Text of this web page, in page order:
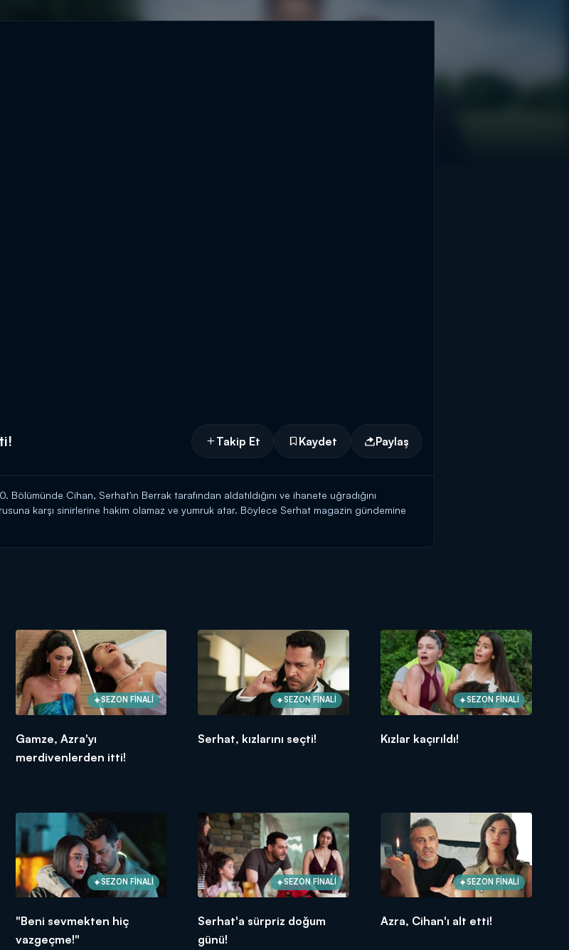
Takip Et Kaydet Paylaş
Cihan, Serhat'ın Berrak tarafından aldatıldığını ve ihanete uğradığını
karşı sinirlerine hakim olamaz ve yumruk atar. Böylece Serhat magazin gündemine
SEZON FİNALİ
Gamze, Azra'yı
merdivenlerden itti!
SEZON FİNALİ
Serhat, kızlarını seçti!
SEZON FİNALİ
Kızlar kaçırıldı!
SEZON FİNALİ
"Beni sevmekten hiç
vazgeçme!"
SEZON FİNALİ
Serhat'a sürpriz doğum
günü!
SEZON FİNALİ
Azra, Cihan'ı alt etti!